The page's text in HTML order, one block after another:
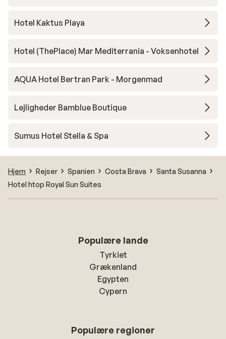
Hotel Kaktus Playa
Hotel (ThePlace) Mar Mediterrania - Voksenhotel
AQUA Hotel Bertran Park - Morgenmad
Lejligheder Bamblue Boutique
Sumus Hotel Stella & Spa
Hjem Rejser Spanien Costa Brava
Santa Susanna
Hotel htop Royal Sun Suites
Populære lande
Tyrkiet
Grækenland
Egypten
Cypern
Populære regioner